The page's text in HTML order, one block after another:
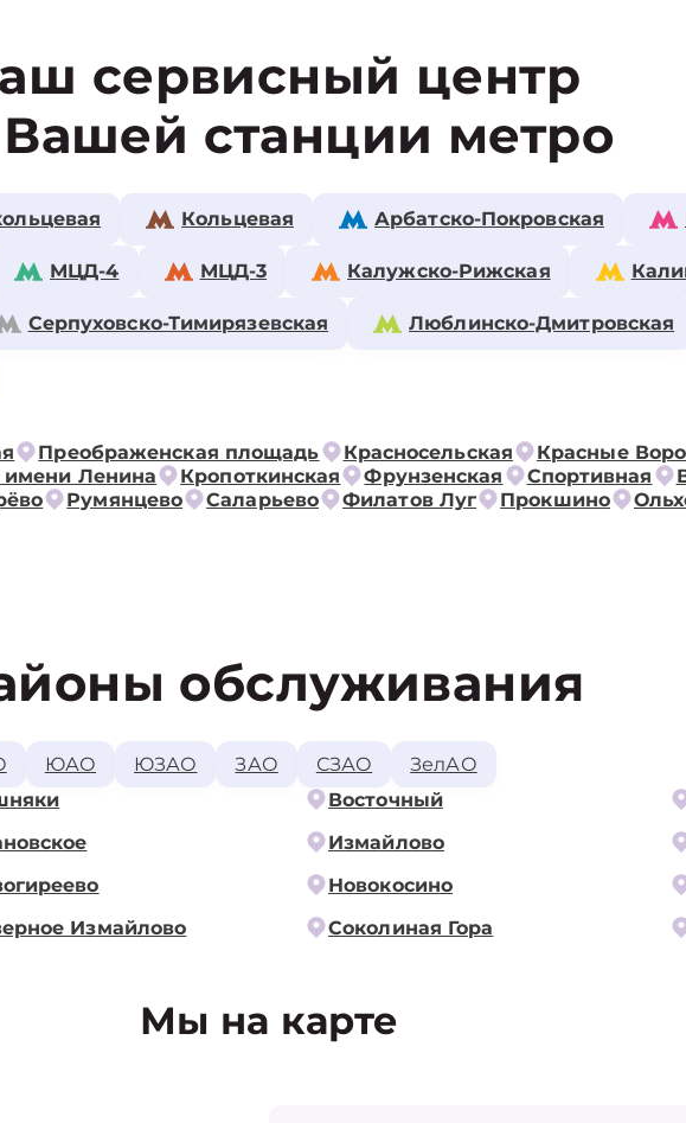
сервисный центр
станции метро
Кольцевая Арбатско-Покровская
МЦД-4 МЦД-3 Калужско-Рижская
Серпуховско-Тимирязевская Люблинско-Дмитровская
Преображенская площадь Красносельская Красные
имени Ленина Кропоткинская Фрунзенская Спортивная
Румянцево Саларьево Филатов Луг Прокшино
обслуживания
ЮАО ЮЗАО ЗАО СЗАО
ЗелАО
Восточный
Измайлово
Новокосино
Измайлово Соколиная Гора
Мы на карте